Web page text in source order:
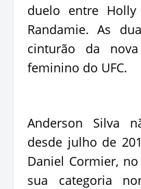
duelo entre
Randamie. As
cinturão da
feminino do UFC.
Anderson Silva
desde julho de
Daniel Cormier,
sua categoria